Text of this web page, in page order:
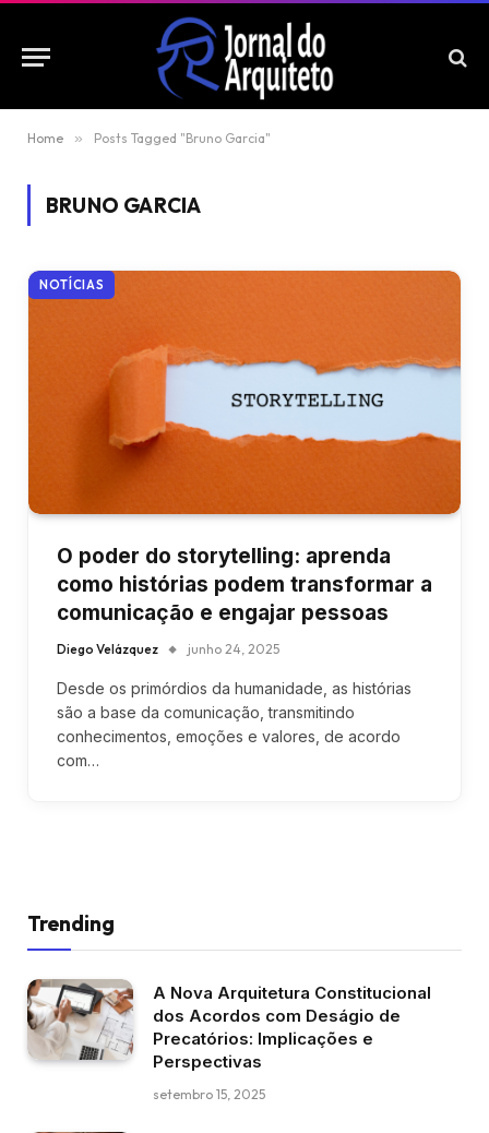
Home » Posts Tagged "Bruno Garcia"
BRUNO GARCIA
NOTÍCIAS
O poder do storytelling: aprenda
como histórias podem transformar a
comunicação e engajar pessoas
Diego Velázquez junho 24, 2025
Desde os primórdios da humanidade, as histórias
são a base da comunicação, transmitindo
conhecimentos, emoções e valores, de acordo
com…
Trending
A Nova Arquitetura Constitucional
dos Acordos com Deságio de
Precatórios: Implicações e
Perspectivas
setembro 15, 2025